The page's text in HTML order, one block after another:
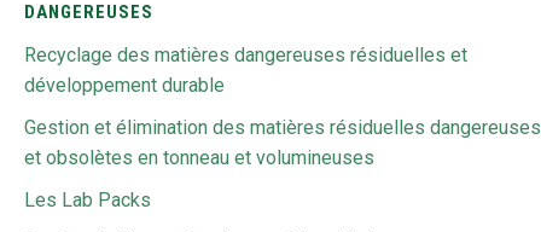
DANGEREUSES
Recyclage des matières dangereuses résiduelles et
développement durable
Gestion et élimination des matières résiduelles dangereuses
et obsolètes en tonneau et volumineuses
Les Lab Packs